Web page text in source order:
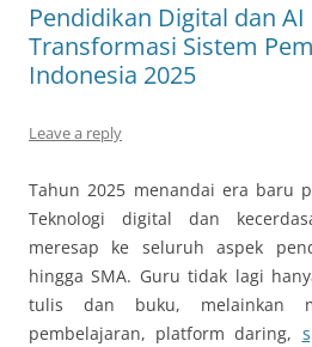
Pendidikan Digital dan AI
Transformasi Sistem
Indonesia 2025
Leave a reply
Tahun 2025 menandai era baru
Teknologi digital dan
meresap ke seluruh aspek
hingga SMA. Guru tidak lagi
tulis dan buku, melainkan
pembelajaran, platform daring,